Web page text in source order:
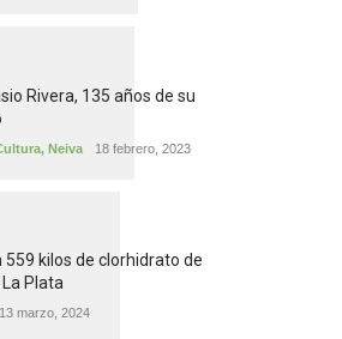
Rivera, 135 años de su
, Neiva 18 febrero, 2023
559 kilos de clorhidrato de
Plata
13 marzo, 2024